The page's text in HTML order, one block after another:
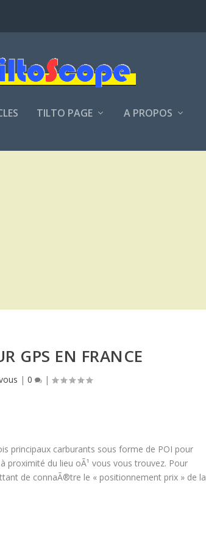
TILTO PAGE A PROPOS
GPS EN FRANCE
| 0 |
principaux carburants sous forme de POI pour
proximité du lieu oÃ¹ vous vous trouvez. Pour
de connaÃ®tre le « positionnement prix » de la